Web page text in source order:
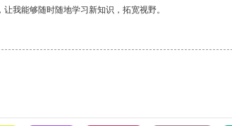
我能够随时随地学习新知识，拓宽视野。